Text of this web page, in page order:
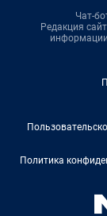
Чат-
Редакция
Политика